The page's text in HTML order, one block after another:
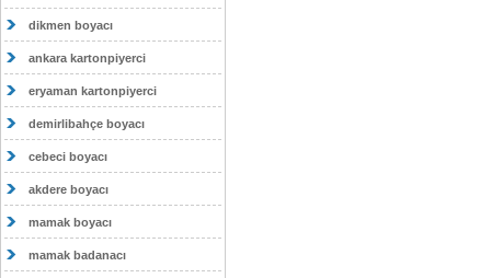
dikmen boyacı
ankara kartonpiyerci
eryaman kartonpiyerci
demirlibahçe boyacı
cebeci boyacı
akdere boyacı
mamak boyacı
mamak badanacı